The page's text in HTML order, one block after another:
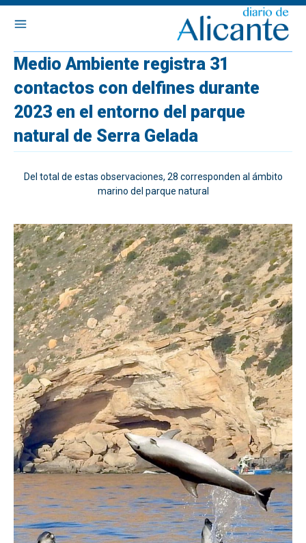
Medio Ambiente registra 31
contactos con delfines durante
2023 en el entorno del parque
natural de Serra Gelada
Del total de estas observaciones, 28 corresponden al ámbito
marino del parque natural